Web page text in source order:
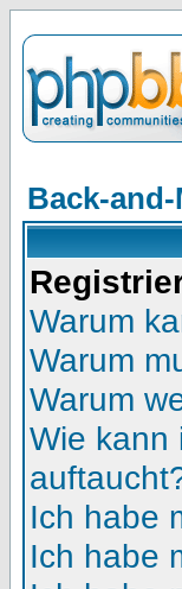
Back-
Warum
Warum
Warum
Wie kann
Ich habe
Ich habe